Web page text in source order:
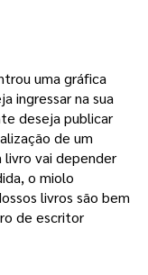
uma gráfica
ingressar na sua
deseja publicar
de um
livro vai depender
o miolo
livros são bem
de escritor